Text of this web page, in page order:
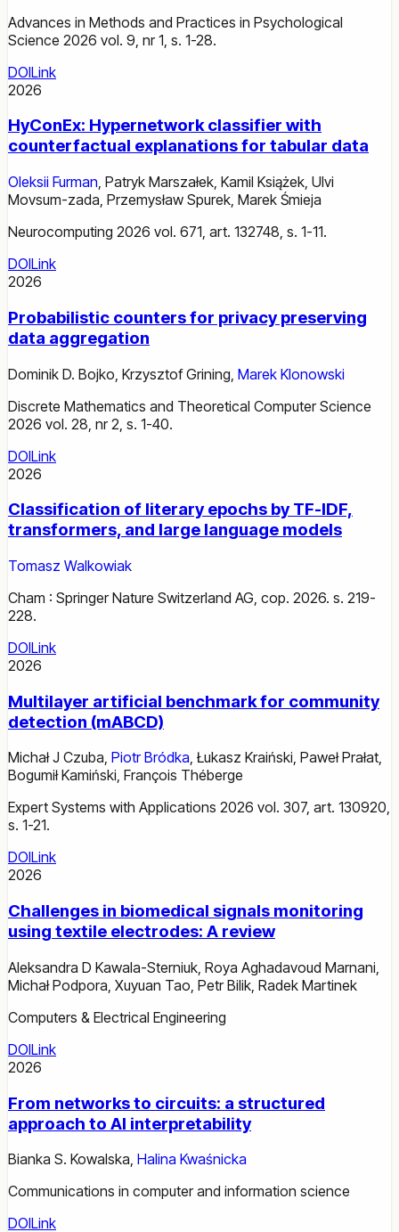
Advances in Methods and Practices in Psychological
Science 2026 vol. 9, nr 1, s. 1-28.
DOILink
2026
HyConEx: Hypernetwork classifier with
counterfactual explanations for tabular data
Oleksii Furman, Patryk Marszałek, Kamil Książek, Ulvi
Movsum-zada, Przemysław Spurek, Marek Śmieja
Neurocomputing 2026 vol. 671, art. 132748, s. 1-11.
DOILink
2026
Probabilistic counters for privacy preserving
data aggregation
Dominik D. Bojko Krzysztof Grining Marek Klonowski
Discrete Mathematics and Theoretical Computer Science
2026 vol. 28, nr 2, s. 1-40.
DOILink
2026
Classification of literary epochs by TF-IDF,
transformers, and large language models
Tomasz Walkowiak
Cham : Springer Nature Switzerland AG, cop. 2026. s. 219-
228.
DOILink
2026
Multilayer artificial benchmark for community
detection (mABCD)
Michał J Czuba, Piotr Bródka, Łukasz Kraiński, Paweł Prałat,
Bogumił Kamiński, François Théberge
Expert Systems with Applications 2026 vol. 307, art. 130920,
s. 1-21.
DOILink
2026
Challenges in biomedical signals monitoring
using textile electrodes: A review
Aleksandra D Kawala-Sterniuk Roya Aghadavoud Marnani
Michał Podpora Xuyuan Tao Petr Bilik Radek Martinek
Computers & Electrical Engineering
DOILink
2026
From networks to circuits: a structured
approach to AI interpretability
Bianka S. Kowalska, Halina Kwaśnicka
Communications in computer and information science
DOILink